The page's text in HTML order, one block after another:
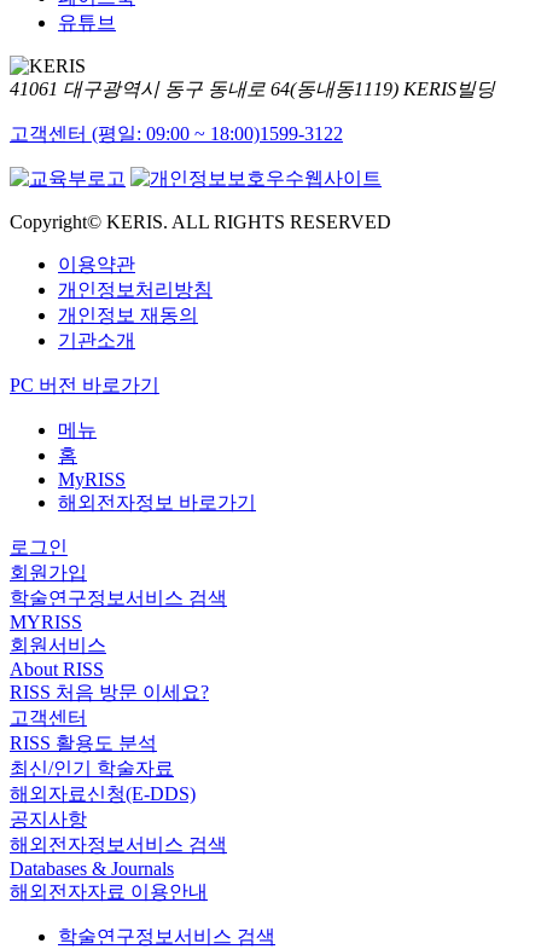
유튜브
41061 대구광역시 동구 동내로 64(동내동1119) KERIS빌딩
고객센터 (평일: 09:00 ~ 18:00)1599-3122
Copyright© KERIS. ALL RIGHTS RESERVED
이용약관
개인정보처리방침
개인정보 재동의
기관소개
PC 버전 바로가기
메뉴
홈
MyRISS
해외전자정보 바로가기
로그인
회원가입
학술연구정보서비스 검색
MYRISS
회원서비스
About RISS
RISS 처음 방문 이세요?
고객센터
RISS 활용도 분석
최신/인기 학술자료
해외자료신청(E-DDS)
공지사항
해외전자정보서비스 검색
Databases & Journals
해외전자자료 이용안내
학술연구정보서비스 검색